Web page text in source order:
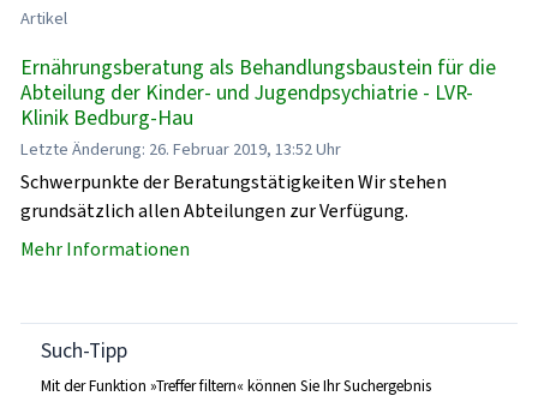
Artikel
Ernährungsberatung als Behandlungsbaustein für die
Abteilung der Kinder- und Jugendpsychiatrie - LVR-
Klinik Bedburg-Hau
Letzte Änderung: 26. Februar 2019, 13:52 Uhr
Schwerpunkte der Beratungstätigkeiten Wir stehen
grundsätzlich allen Abteilungen zur Verfügung.
Mehr Informationen
Such-Tipp
Mit der Funktion »Treffer filtern« können Sie Ihr Suchergebnis